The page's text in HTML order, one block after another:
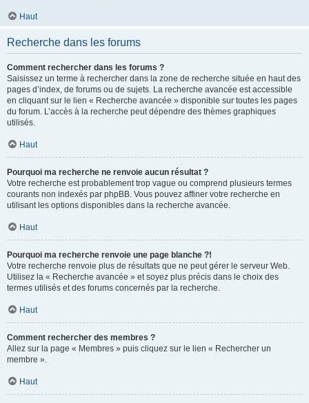
Haut
Recherche dans les forums
Comment rechercher dans les forums ?
Saisissez un terme à rechercher dans la zone de recherche située en haut des
pages d’index, de forums ou de sujets. La recherche avancée est accessible
en cliquant sur le lien « Recherche avancée » disponible sur toutes les pages
du forum. L’accès à la recherche peut dépendre des thèmes graphiques
utilisés.
Haut
Pourquoi ma recherche ne renvoie aucun résultat ?
Votre recherche est probablement trop vague ou comprend plusieurs termes
courants non indexés par phpBB. Vous pouvez affiner votre recherche en
utilisant les options disponibles dans la recherche avancée.
Haut
Pourquoi ma recherche renvoie une page blanche ?!
Votre recherche renvoie plus de résultats que ne peut gérer le serveur Web.
Utilisez la « Recherche avancée » et soyez plus précis dans le choix des
termes utilisés et des forums concernés par la recherche.
Haut
Comment rechercher des membres ?
Allez sur la page « Membres » puis cliquez sur le lien « Rechercher un
membre ».
Haut